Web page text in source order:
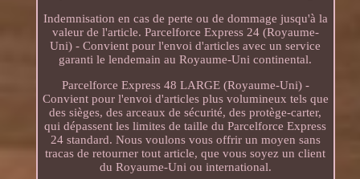
Indemnisation en cas de perte ou de dommage jusqu'à la
valeur de l'article. Parcelforce Express 24 (Royaume-
Uni) - Convient pour l'envoi d'articles avec un service
garanti le lendemain au Royaume-Uni continental.
Parcelforce Express 48 LARGE (Royaume-Uni) -
Convient pour l'envoi d'articles plus volumineux tels que
des sièges, des arceaux de sécurité, des protège-carter,
qui dépassent les limites de taille du Parcelforce Express
24 standard. Nous voulons vous offrir un moyen sans
tracas de retourner tout article, que vous soyez un client
du Royaume-Uni ou international.